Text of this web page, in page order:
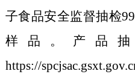
子食品安全监督抽检99
样品。产品
https://